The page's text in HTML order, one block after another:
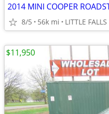
8/5 56k mi LITTLE FALLS
$11,950